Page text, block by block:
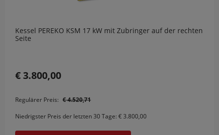
Kessel PEREKO KSM 17 kW mit Zubringer auf der rechten
Seite
€ 3.800,00
Regulärer Preis: € 4.520,71
Niedrigster Preis der letzten 30 Tage: € 3.800,00